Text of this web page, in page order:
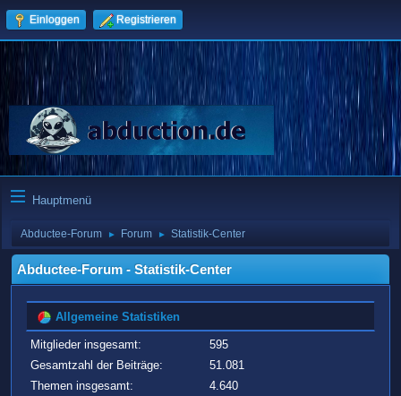
Einloggen Registrieren
Hauptmenü
Abductee-Forum ► Forum ► Statistik-Center
Abductee-Forum - Statistik-Center
Allgemeine Statistiken
Mitglieder insgesamt:
595
Gesamtzahl der Beiträge:
51.081
Themen insgesamt:
4.640